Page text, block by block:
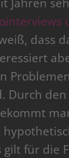
dass
Problemen
Durch
gilt für die